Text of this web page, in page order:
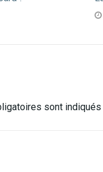
sont indiqués